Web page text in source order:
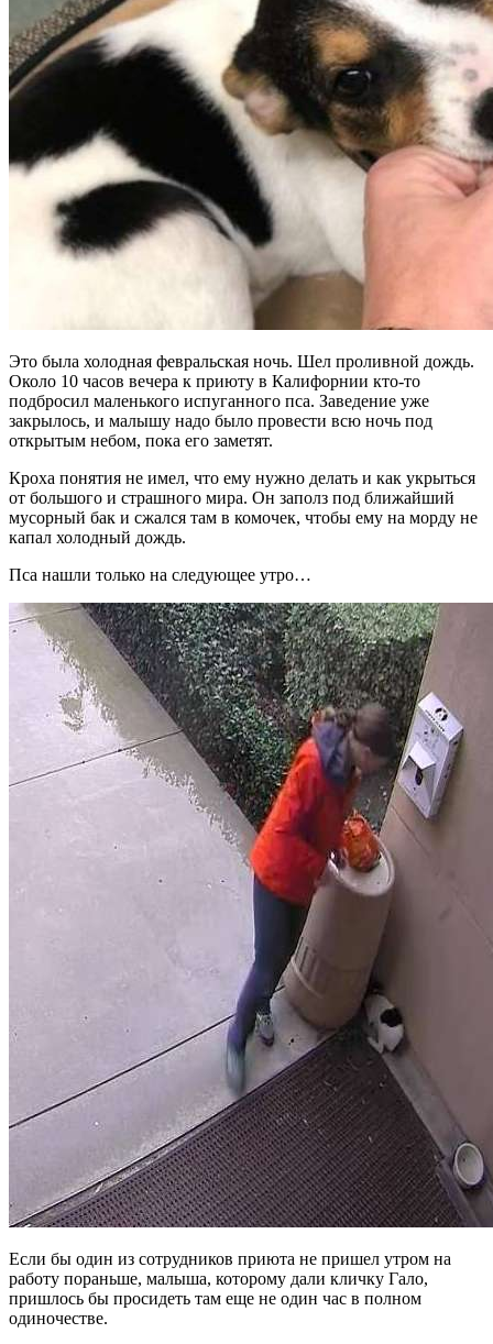
Это была холодная февральская ночь. Шел проливной дождь.
Около 10 часов вечера к приюту в Калифорнии кто-то
подбросил маленького испуганного пса. Заведение уже
закрылось, и малышу надо было провести всю ночь под
открытым небом, пока его заметят.
Кроха понятия не имел, что ему нужно делать и как укрыться
от большого и страшного мира. Он заполз под ближайший
мусорный бак и сжался там в комочек, чтобы ему на морду не
капал холодный дождь.
Пса нашли только на следующее утро…
Если бы один из сотрудников приюта не пришел утром на
работу пораньше, малыша, которому дали кличку Гало,
пришлось бы просидеть там еще не один час в полном
одиночестве.